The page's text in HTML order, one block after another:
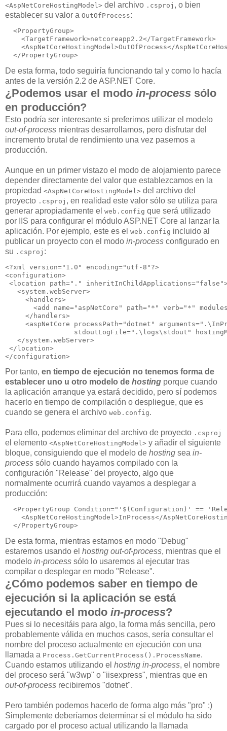
<AspNetCoreHostingModel> del archivo .csproj , o bien
establecer su valor a OutOfProcess:
  <PropertyGroup>
    <TargetFramework>netcoreapp2.2</TargetFramework>
<AspNetCoreHostingModel>OutOfProcess</
De esta forma, todo seguiría funcionando tal y como lo hacía
antes de la versión 2.2 de ASP.NET Core.
¿Podemos usar el modo in-process sólo
en producción?
Esto podría ser interesante si preferimos utilizar el modelo
out-of-process mientras desarrollamos, pero disfrutar del
incremento brutal de rendimiento una vez pasemos a
producción.
Aunque en un primer vistazo el modo de alojamiento parece
depender directamente del valor que establezcamos en la
propiedad <AspNetCoreHostingModel> del archivo del
proyecto .csproj , en realidad este valor sólo se utiliza para
generar apropiadamente el web.config que será utilizado
por IIS para configurar el módulo ASP.NET Core al lanzar la
aplicación. Por ejemplo, este es el web.config incluido al
publicar un proyecto con el modo in-process configurado en
su .csproj :
<?xml version="1.0" encoding="utf-8"?>
<configuration>
<location path="."
   <system.webServer>
     <handlers>
<add name="aspNetCore" path="*" verb="*"
     </handlers>
<aspNetCore processPath="dotnet"
stdoutLogFile=".\logs\stdout"
   </system.webServer>
</location>
Por tanto, en tiempo de ejecución no tenemos forma de
establecer uno u otro modelo de hosting porque cuando
la aplicación arranque ya estará decidido, pero sí podemos
hacerlo en tiempo de compilación o despliegue, que es
cuando se genera el archivo web.config.
Para ello, podemos eliminar del archivo de proyecto .csproj
el elemento <AspNetCoreHostingModel> y añadir el siguiente
bloque, consiguiendo que el modelo de hosting sea in-
process sólo cuando hayamos compilado con la
configuración "Release" del proyecto, algo que
normalmente ocurrirá cuando vayamos a desplegar a
producción:
<PropertyGroup Condition="'$(Configuration)' ==
<AspNetCoreHostingModel>InProcess</
De esta forma, mientras estamos en modo "Debug"
estaremos usando el hosting out-of-process, mientras que el
modelo in-process sólo lo usaremos al ejecutar tras
compilar o desplegar en modo "Release".
¿Cómo podemos saber en tiempo de
ejecución si la aplicación se está
ejecutando el modo in-process?
Pues si lo necesitáis para algo, la forma más sencilla, pero
probablemente válida en muchos casos, sería consultar el
nombre del proceso actualmente en ejecución con una
llamada a Process.GetCurrentProcess().ProcessName.
Cuando estamos utilizando el hosting in-process, el nombre
del proceso será "w3wp" o "iisexpress", mientras que en
out-of-process recibiremos "dotnet".
Pero también podemos hacerlo de forma algo más "pro" ;)
Simplemente deberíamos determinar si el módulo ha sido
cargado por el proceso actual utilizando la llamada